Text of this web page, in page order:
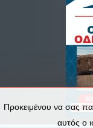
Προκειμένου να σας
αυτός ο